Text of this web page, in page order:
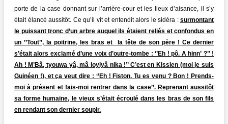
porte de la case donnant sur l’arrière-cour et les lieux d’aisance, il s’y
était élancé aussitôt. Ce qu’il vit et entendit alors le sidéra : surmontant
le puissant tronc d’un arbre auquel ils étaient reliés et confondus en
un ’’Tout’’, la poitrine, les bras et la tête de son père ! Ce dernier
s’était alors exclamé d’une voix d’outre-tombe : ‘’Eh ! pô. A hinn’ ?’’ !
Ah ! M’Bâ, tyouwa yâ, mâ loyiyâ nika !’’ C’est en Kissien (moi je suis
Guinéen !), et ça veut dire : ‘’Eh ! Fiston. Tu es venu ? Bon ! Prends-
moi à présent et fais-moi rentrer dans la case’’. Reprenant aussitôt
sa forme humaine, le vieux s’était écroulé dans les bras de son fils
en rendant son dernier soupir.